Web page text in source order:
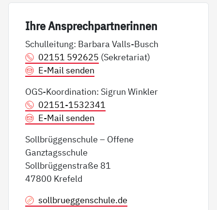
Ih­re An­sp­rech­part­ne­rin­nen
Schulleitung: Barbara Valls-Busch
02151 592625 (Sekretariat)
E-Mail senden
OGS-Koordination: Sigrun Winkler
02151-1532341
E-Mail senden
Sollbrüggenschule – Offene
Ganztagsschule
Sollbrüggenstraße 81
47800 Krefeld
sollbrueggenschule.de